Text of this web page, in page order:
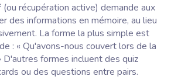
(ou récupération active) demande aux
des informations en mémoire, au lieu
La forme la plus simple est
: « Qu'avons-nous couvert lors de la
D'autres formes incluent des quiz
ou des questions entre pairs.